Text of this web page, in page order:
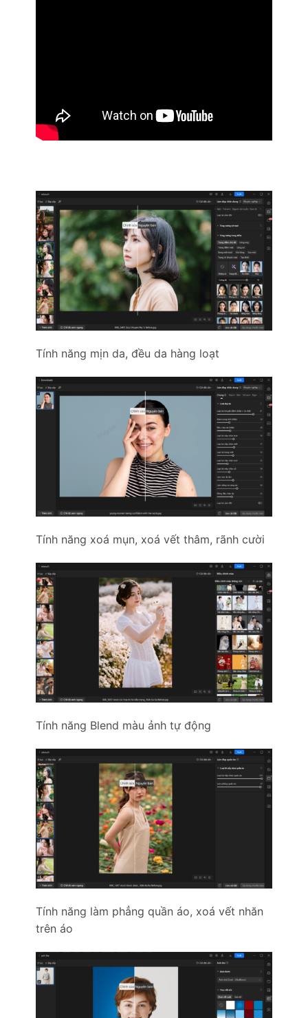
Tính năng mịn da, đều da hàng loạt
Tính năng xoá mụn, xoá vết thâm, rãnh cười
Tính năng Blend màu ảnh tự động
Tính năng làm phẳng quần áo, xoá vết nhăn
trên áo